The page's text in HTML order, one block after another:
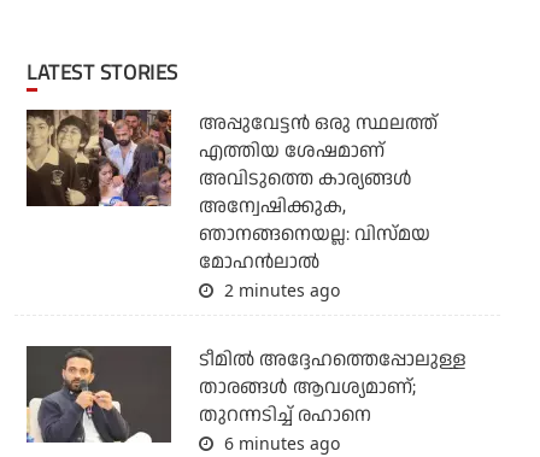
LATEST STORIES
അപ്പുവേട്ടന്‍ ഒരു സ്ഥലത്ത്
എത്തിയ ശേഷമാണ്
അവിടുത്തെ കാര്യങ്ങള്‍
അന്വേഷിക്കുക,
ഞാനങ്ങനെയല്ല: വിസ്മയ
മോഹന്‍ലാല്‍
2 minutes ago
ടീമില്‍ അദ്ദേഹത്തെപ്പോലുള്ള
താരങ്ങള്‍ ആവശ്യമാണ്;
തുറന്നടിച്ച് രഹാനെ
6 minutes ago